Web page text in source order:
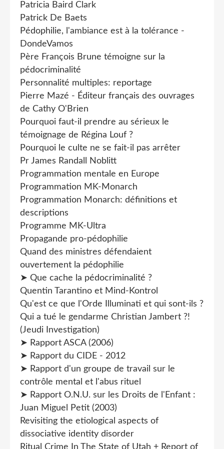
Patricia Baird Clark
Patrick De Baets
Pédophilie, l'ambiance est à la tolérance -
DondeVamos
Père François Brune témoigne sur la
pédocriminalité
Personnalité multiples: reportage
Pierre Mazé - Éditeur français des ouvrages
de Cathy O'Brien
Pourquoi faut-il prendre au sérieux le
témoignage de Régina Louf ?
Pourquoi le culte ne se fait-il pas arrêter
Pr James Randall Noblitt
Programmation mentale en Europe
Programmation MK-Monarch
Programmation Monarch: définitions et
descriptions
Programme MK-Ultra
Propagande pro-pédophilie
Quand des ministres défendaient
ouvertement la pédophilie
➤ Que cache la pédocriminalité ?
Quentin Tarantino et Mind-Kontrol
Qu'est ce que l'Orde Illuminati et qui sont-ils ?
Qui a tué le gendarme Christian Jambert ?!
(Jeudi Investigation)
➤ Rapport ASCA (2006)
➤ Rapport du CIDE - 2012
➤ Rapport d'un groupe de travail sur le
contrôle mental et l'abus rituel
➤ Rapport O.N.U. sur les Droits de l'Enfant :
Juan Miguel Petit (2003)
Revisiting the etiological aspects of
dissociative identity disorder
Ritual Crime In The State of Utah + Report of